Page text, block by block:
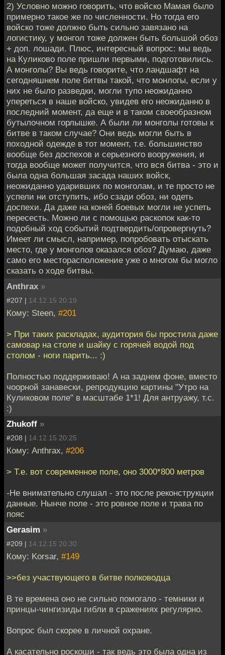
2) Условно можно говорить, что войско Мамая было
примерно такое же по численности. Но тогда его
войско тоже должно быть сильно завязано на
логистику, у монгол тоже должен быть большой обоз
+ доп. лошади. Плюс, интересный вопрос: мы ведь
на Куликово поле пришли первыми, подготовились.
А монголы? Вы ведь говорите, что ландшафт на
сегодняшнем поле битвы такой, что монлогы, если у
них не было разведки, могли тупо неожиданно
упереться в наше войско, увидев его неожиданно в
последний момент, да еще и в таком своеобразном
бутылочном горлышке. А были ли монголы готовы к
битве в таком случае? Они ведь могли быть в
походной одежде в тот момент, т.е. большинство
вообще без доспехов и серьезного вооружения, и
тогда вообще может получится, что вся битва - это и
была одна большая засада наших войск,
неожиданно ударивших по монголам, и те просто не
успели ни отступить, ибо сзади обоз, ни одеть
доспехи. Да даже на коней боевых могли не успеть
пересесть. Можно ли с помощью раскопок как-то
подобный ход событий подтвердить/опровергнуть?
Имеет ли смысл, например, попробовать отыскать
место, где у монголов оказался обоз? Думаю, даже
само его месторасположение уже о многом бы могло
сказать о ходе битвы.
Anthrax »
#207 | 14.12.15 20:19
Кому: Steen, #201
> При таких раскладах, аудитория бы простила даже
самовар на столе и шайку с горячей водой под
столом - ноги парить... :)
Полностью поддерживаю! А на заднем фоне, вместо
чоорной занавески, репродукцию картины "Утро на
Куликовом поле" в масштабе 1*1! Для антруажу, т.с.
:)
Zhukoff »
#208 | 14.12.15 20:25
Кому: Anthrax, #206
> Т.е. вот современное поле, оно 3000*800 метров
-Не внимательно слушал - это после реконструкции
данные. Нынче поле - это ровное поле и трава по
пояс
Gerasim »
#209 | 14.12.15 20:30
Кому: Korsar, #149
>>без участвующего в битве полководца
В те времена оно не сильно помогало - темники и
принцы-чингизиды гибли в сражениях регулярно.
Вопрос был скорее в личной охране.
А касательно роскоши - так ведь это была одна из